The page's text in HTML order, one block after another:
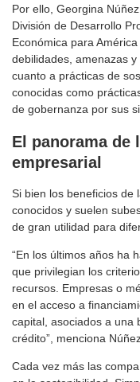
Por ello, Georgina
División de Desarrollo
Económica para
debilidades, amenazas
cuanto a prácticas de
conocidas como
de gobernanza por sus
El panorama de
empresarial
Si bien los beneficios de
conocidos y suelen
de gran utilidad para
“En los últimos años ha
que privilegian los
recursos. Empresas o
en el acceso a
capital, asociados a una
crédito”, menciona
Cada vez más las